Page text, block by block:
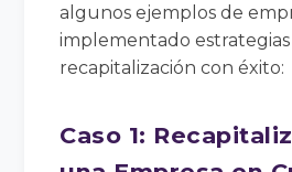
algunos ejemplos de
implementado
recapitalización con éxito:
Caso 1: